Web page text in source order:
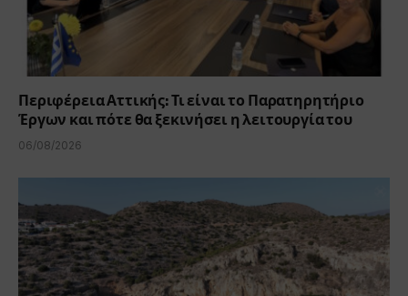
Περιφέρεια Αττικής: Τι είναι το Παρατηρητήριο
Έργων και πότε θα ξεκινήσει η λειτουργία του
06/08/2026